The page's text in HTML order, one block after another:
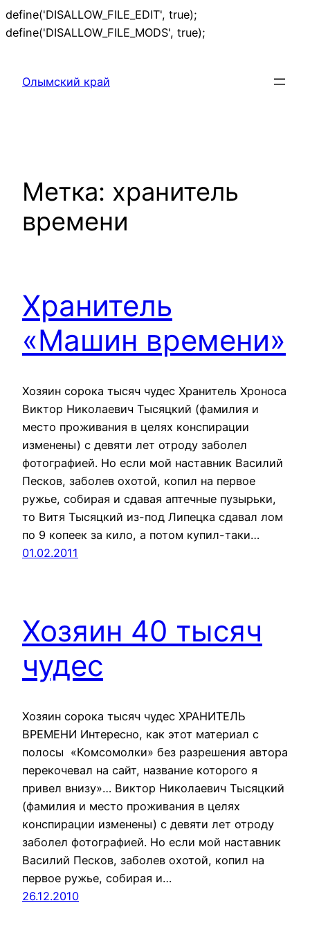
define('DISALLOW_FILE_EDIT', true);
define('DISALLOW_FILE_MODS', true);
Олымский край
Метка: хранитель
времени
Хранитель
«Машин времени»
Хозяин сорока тысяч чудес Хранитель Хроноса
Виктор Николаевич Тысяцкий (фамилия и
место проживания в целях конспирации
изменены) с девяти лет отроду заболел
фотографией. Но если мой наставник Василий
Песков, заболев охотой, копил на первое
ружье, собирая и сдавая аптечные пузырьки,
то Витя Тысяцкий из-под Липецка сдавал лом
по 9 копеек за кило, а потом купил-таки…
01.02.2011
Хозяин 40 тысяч
чудес
Хозяин сорока тысяч чудес ХРАНИТЕЛЬ
ВРЕМЕНИ Интересно, как этот материал с
полосы «Комсомолки» без разрешения автора
перекочевал на сайт, название которого я
привел внизу»… Виктор Николаевич Тысяцкий
(фамилия и место проживания в целях
конспирации изменены) с девяти лет отроду
заболел фотографией. Но если мой наставник
Василий Песков, заболев охотой, копил на
первое ружье, собирая и…
26.12.2010